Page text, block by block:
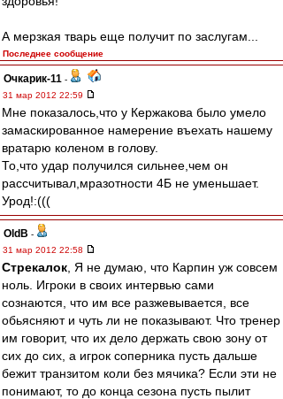
А мерзкая тварь еще получит по заслугам...
Последнее сообщение
Очкарик-11 -
31 мар 2012 22:59
Мне показалось,что у Кержакова было умело
замаскированное намерение въехать нашему
вратарю коленом в голову.
То,что удар получился сильнее,чем он
рассчитывал,мразотности 4Б не уменьшает.
Урод!:(((
OldB -
31 мар 2012 22:58
Стрекалок , Я не думаю, что Карпин уж совсем
ноль. Игроки в своих интервью сами
сознаются, что им все разжевывается, все
обьясняют и чуть ли не показывают. Что тренер
им говорит, что их дело держать свою зону от
сих до сих, а игрок соперника пусть дальше
бежит транзитом коли без мячика? Если эти не
понимают, то до конца сезона пусть пылит